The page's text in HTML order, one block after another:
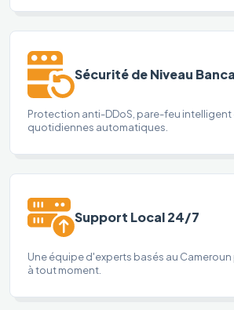
Sécurité de Niveau
Protection anti-DDoS, pare-feu intelligent
quotidiennes automatiques.
Support Local 24/7
Une équipe d'experts basés au
à tout moment.